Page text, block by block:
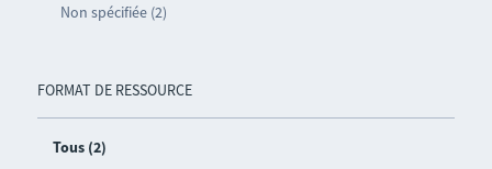
Non spécifiée (2)
FORMAT DE RESSOURCE
Tous (2)